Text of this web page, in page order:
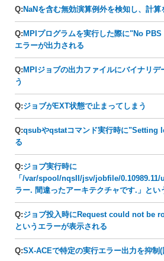
Q: NaNを含む無効演算例外を検知し、計算
Q: MPIプログラムを実行した際に"No
エラーが出力される
Q: MPIジョブの出力ファイルにバイナリデ
う
Q:ジョブがEXT状態で止まってしまう
Q:qsubやqstatコマンド実行時に"Setting
る
Q:ジョブ実行時に
「/var/spool/nqsII/jsv/jobfile/
ラー. 間違ったアーキテクチャです.」とい
Q:ジョブ投入時にRequest could not be
というエラーが表示される
Q:SX-ACEで特定の実行エラー出力を抑制